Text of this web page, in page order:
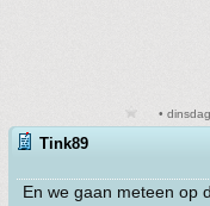
•
Tink89
En we gaan meteen op